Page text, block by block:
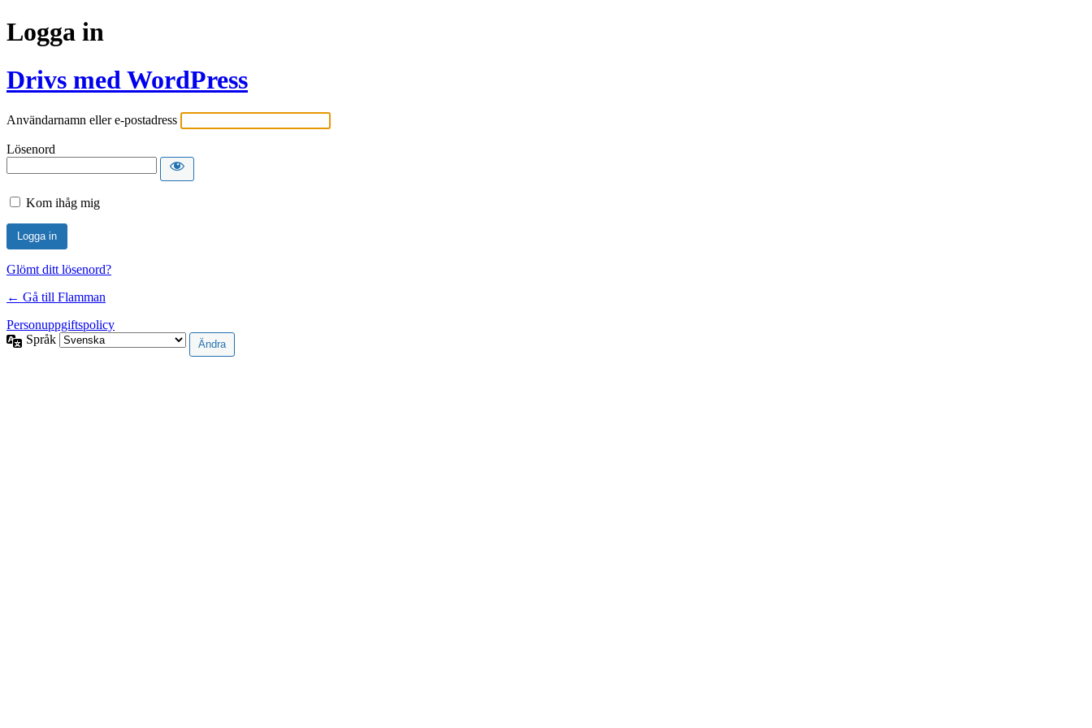
Logga in
Drivs med WordPress
Användarnamn eller e-postadress
Lösenord
Kom ihåg mig
Glömt ditt lösenord?
← Gå till Flamman
Personuppgiftspolicy
Språk